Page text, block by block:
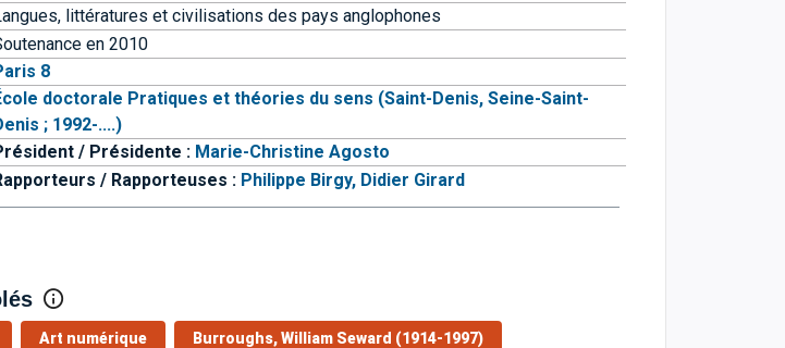
littératures et civilisations des pays anglophones
en 2010
8
doctorale Pratiques et théories du sens (Saint-Denis, Seine-Saint-
; 1992-....)
/ Présidente : Marie-Christine Agosto
/ Rapporteuses : Philippe Birgy, Didier Girard
Art numérique Burroughs, William Seward (1914-1997)